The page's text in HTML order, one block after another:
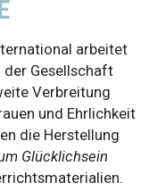
arbeitet
Gesellschaft
Verbreitung
und Ehrlichkeit
die Herstellung
Glücklichsein